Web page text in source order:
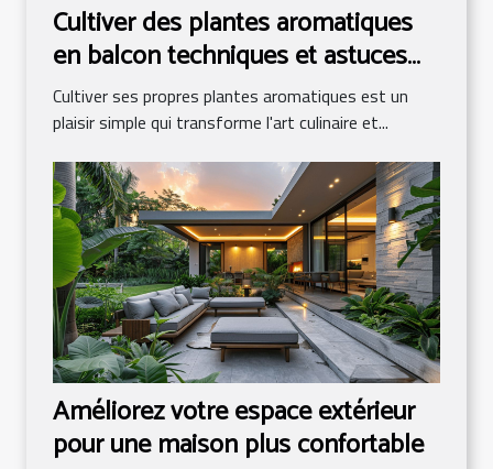
Cultiver des plantes aromatiques
en balcon techniques et astuces
pour débutants
Cultiver ses propres plantes aromatiques est un
plaisir simple qui transforme l'art culinaire et...
Améliorez votre espace extérieur
pour une maison plus confortable